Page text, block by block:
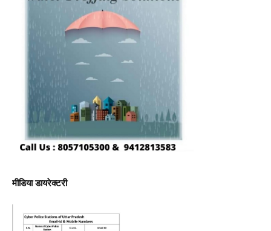
मीडिया डायरेक्टरी